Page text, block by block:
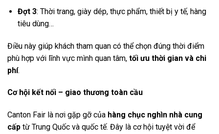
Đợt 3: Thời trang, giày dép, thực phẩm, thiết bị y tế, hàng
tiêu dùng…
Điều này giúp khách tham quan có thể chọn đúng thời điểm
phù hợp với lĩnh vực mình quan tâm, tối ưu thời gian và chi
phí.
Cơ hội kết nối – giao thương toàn cầu
Canton Fair là nơi gặp gỡ của hàng chục nghìn nhà cung
cấp từ Trung Quốc và quốc tế. Đây là cơ hội tuyệt vời để